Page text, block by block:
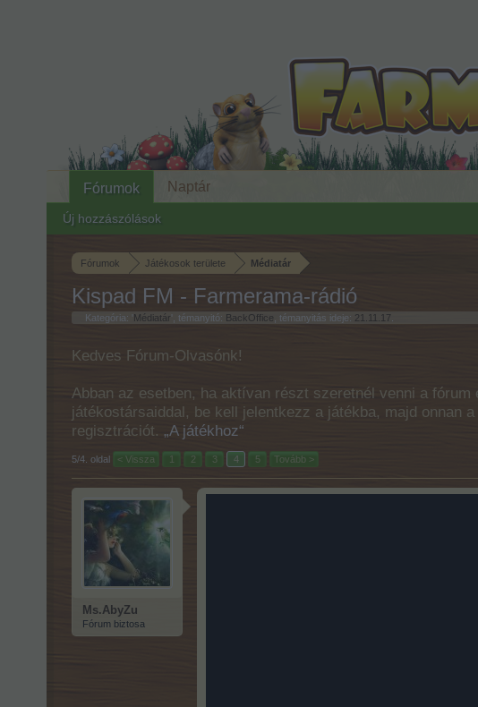
Fórumok Játékosok területe Médiatár
Kispad FM - Farmerama-rádió
Kategória: ' Médiatár ', témanyitó: BackOffice , témanyitás ideje: 21.11.17
Kedves Fórum-Olvasónk!
Abban az esetben, ha aktívan részt szeretnél venni a
játékostársaiddal, be kell jelentkezz a játékba, majd onnan
regisztrációt. „A játékhoz“
5/4. oldal < Vissza 1 2 3 4 5 Tovább >
Ms.AbyZu
Fórum biztosa
Fórumok
Új hozzászólások
Naptár